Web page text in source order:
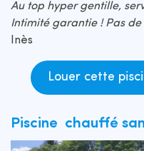
Au top hyper gentille,
Intimité garantie ! Pas
Inès
Louer cette
Piscine chauffé